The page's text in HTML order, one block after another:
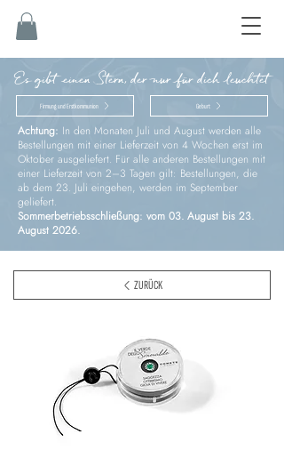
Es gibt einen Stern, der nur für dich leuchtet
Firmung und Erstkommunion Geburt
Achtung: In den Monaten Juli und August werden alle
Bestellungen mit einer Lieferzeit von 4 Wochen erst im
Oktober ausgeliefert. Für alle anderen Bestellungen mit
einer Lieferzeit von 2–3 Tagen gilt: Bestellungen, die
ab dem 23. Juli eingehen, werden im September
geliefert.
Sommerbetriebsschließung: vom 03. August bis 23.
August 2026.
ZURÜCK